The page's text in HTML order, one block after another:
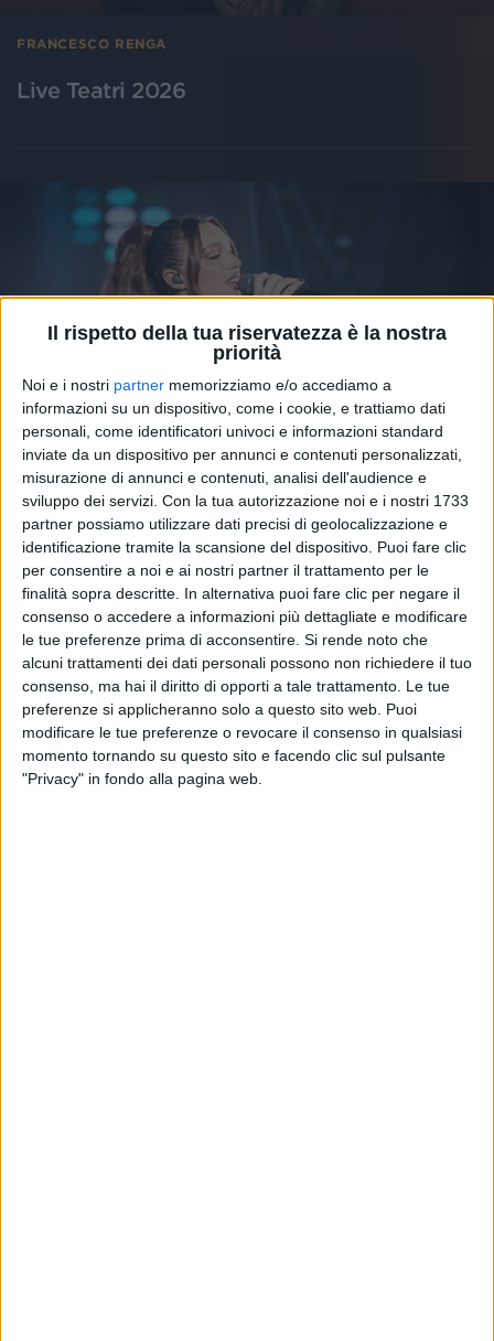
Il rispetto della tua riservatezza è la nostra
priorità
Noi e i nostri partner memorizziamo e/o accediamo a
informazioni su un dispositivo, come i cookie, e trattiamo dati
personali, come identificatori univoci e informazioni standard
inviate da un dispositivo per annunci e contenuti personalizzati,
misurazione di annunci e contenuti, analisi dell'audience e
sviluppo dei servizi. Con la tua autorizzazione noi e i nostri 1733
partner possiamo utilizzare dati precisi di geolocalizzazione e
identificazione tramite la scansione del dispositivo. Puoi fare clic
per consentire a noi e ai nostri partner il trattamento per le
finalità sopra descritte. In alternativa puoi fare clic per negare il
consenso o accedere a informazioni più dettagliate e modificare
le tue preferenze prima di acconsentire. Si rende noto che
alcuni trattamenti dei dati personali possono non richiedere il tuo
consenso, ma hai il diritto di opporti a tale trattamento. Le tue
preferenze si applicheranno solo a questo sito web. Puoi
modificare le tue preferenze o revocare il consenso in qualsiasi
momento tornando su questo sito e facendo clic sul pulsante
"Privacy" in fondo alla pagina web.
FRANCESCO RENGA
Live Teatri 2026
ATUPERTU 16 gen 2026
Sarah Toscano a Radio Italia Live: chi sono
gli invitati al suo Met Gala?
Il concerto esclusivo, questa sera alle 21.00 su Radio
Italia solomusicaitaliana e Radio Italia Tv
diSimone Bernardi